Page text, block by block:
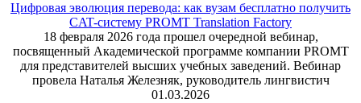
Цифровая эволюция перевода: как вузам бесплатно получить
CAT-систему PROMT Translation Factory
18 февраля 2026 года прошел очередной вебинар,
посвященный Академической программе компании PROMT
для представителей высших учебных заведений. Вебинар
провела Наталья Железняк, руководитель лингвистич
01.03.2026